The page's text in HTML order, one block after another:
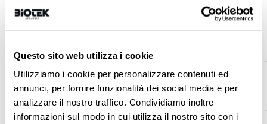
Questo sito web utilizza i cookie
Utilizziamo i cookie per personalizzare contenuti ed
annunci, per fornire funzionalità dei social media e per
analizzare il nostro traffico. Condividiamo inoltre
informazioni sul modo in cui utilizza il nostro sito con i
€450.00 - €799.00
€32.00